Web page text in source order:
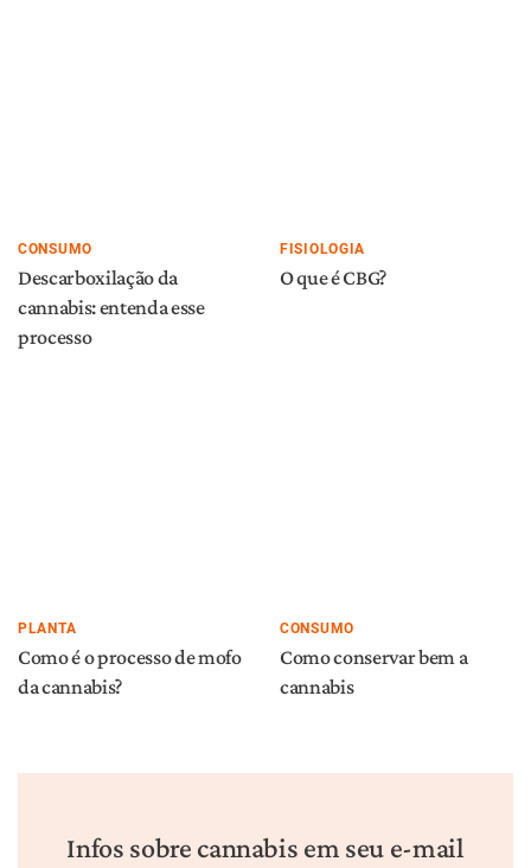
CONSUMO
Descarboxilação da
cannabis: entenda esse
processo
FISIOLOGIA
O que é CBG?
PLANTA
Como é o processo de mofo
da cannabis?
CONSUMO
Como conservar bem a
cannabis
Infos sobre cannabis em seu e-mail